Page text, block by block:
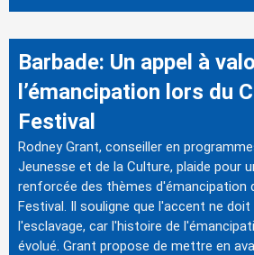
Barbade: Un appel à
l’émancipation lors du
Festival
Rodney Grant, conseiller en
Jeunesse et de la Culture, plaide pour
renforcée des thèmes d'émancipation
Festival. Il souligne que l'accent ne
l'esclavage, car l'histoire de
évolué. Grant propose de mettre en